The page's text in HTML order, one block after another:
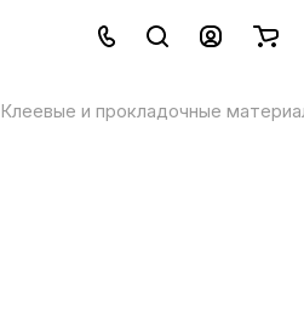
Клеевые и прокладочные